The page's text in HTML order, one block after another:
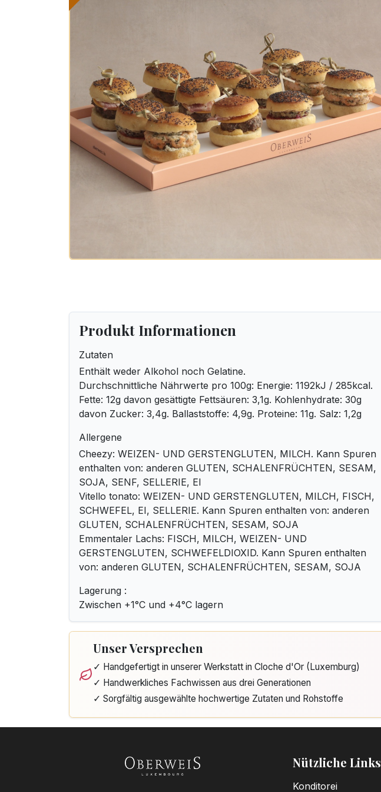
Produkt Informationen
Zutaten
Enthält weder Alkohol noch Gelatine.
Durchschnittliche Nährwerte pro 100g: Energie: 1192kJ / 285kcal.
Fette: 12g davon gesättigte Fettsäuren: 3,1g. Kohlenhydrate: 30g
davon Zucker: 3,4g. Ballaststoffe: 4,9g. Proteine: 11g. Salz: 1,2g
Allergene
Cheezy: WEIZEN- UND GERSTENGLUTEN, MILCH. Kann Spuren
enthalten von: anderen GLUTEN, SCHALENFRÜCHTEN, SESAM,
SOJA, SENF, SELLERIE, EI
Vitello tonato: WEIZEN- UND GERSTENGLUTEN, MILCH, FISCH,
SCHWEFEL, EI, SELLERIE. Kann Spuren enthalten von: anderen
GLUTEN, SCHALENFRÜCHTEN, SESAM, SOJA
Emmentaler Lachs: FISCH, MILCH, WEIZEN- UND
GERSTENGLUTEN, SCHWEFELDIOXID. Kann Spuren enthalten
von: anderen GLUTEN, SCHALENFRÜCHTEN, SESAM, SOJA
Lagerung :
Zwischen +1°C und +4°C lagern
Unser Versprechen
✓ Handgefertigt in unserer Werkstatt in Cloche d'Or (Luxemburg)
✓ Handwerkliches Fachwissen aus drei Generationen
✓ Sorgfältig ausgewählte hochwertige Zutaten und Rohstoffe
Nützliche Links
Konditorei